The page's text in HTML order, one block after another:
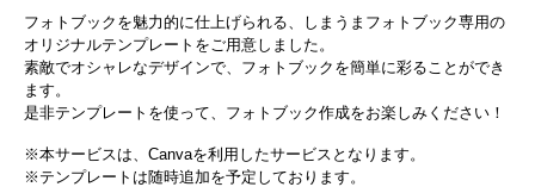
フォトブックを魅力的に仕上げられる、しまうまフォトブック専用の
オリジナルテンプレートをご用意しました。
素敵でオシャレなデザインで、フォトブックを簡単に彩ることができ
ます。
是非テンプレートを使って、フォトブック作成をお楽しみください！
※本サービスは、Canvaを利用したサービスとなります。
※テンプレートは随時追加を予定しております。